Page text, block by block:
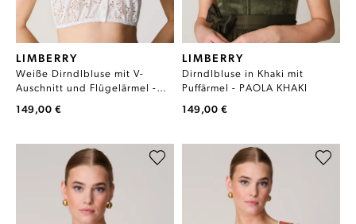
LIMBERRY
Weiße Dirndlbluse mit V-
Auschnitt und Flügelärmel -
149,00 €
LIMBERRY
Dirndlbluse in Khaki mit
Puffärmel - PAOLA KHAKI
149,00 €